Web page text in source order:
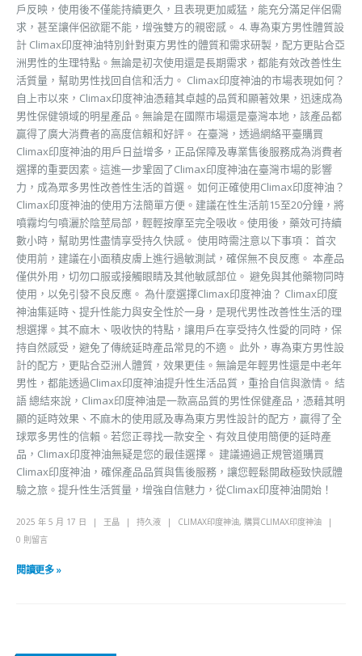
戶反映，使用後不僅能持續更久，且表現更加威猛，能充分滿足伴侶需
求，甚至讓伴侶欲罷不能，增強雙方的親密感。 4. 專為東方男性體質設
計 Climax印度神油特別針對東方男性的體質和需求研製，配方更貼合亞
洲男性的生理特點。無論是初次使用還是長期需求，都能有效改善性生
活質量，幫助男性找回自信和活力。 Climax印度神油的市場表現如何？
自上市以來，Climax印度神油憑藉其卓越的品質和顯著效果，迅速成為
男性保健領域的明星產品。無論是在國際市場還是臺灣本地，該產品都
贏得了廣大消費者的高度信賴和好評。 在臺灣，透過網絡平臺購買
Climax印度神油的用戶日益增多，正品保障及專業售後服務成為消費者
選擇的重要因素。這進一步鞏固了Climax印度神油在臺灣市場的影響
力，成為眾多男性改善性生活的首選。 如何正確使用Climax印度神油？
Climax印度神油的使用方法簡單方便。建議在性生活前15至20分鐘，將
噴霧均勻噴灑於陰莖局部，輕輕按摩至完全吸收。使用後，藥效可持續
數小時，幫助男性盡情享受持久快感。 使用時需注意以下事項： 首次
使用前，建議在小面積皮膚上進行過敏測試，確保無不良反應。 本產品
僅供外用，切勿口服或接觸眼睛及其他敏感部位。 避免與其他藥物同時
使用，以免引發不良反應。 為什麼選擇Climax印度神油？ Climax印度
神油集延時、提升性能力與安全性於一身，是現代男性改善性生活的理
想選擇。其不麻木、吸收快的特點，讓用戶在享受持久性愛的同時，保
持自然感受，避免了傳統延時產品常見的不適。 此外，專為東方男性設
計的配方，更貼合亞洲人體質，效果更佳。無論是年輕男性還是中老年
男性，都能透過Climax印度神油提升性生活品質，重拾自信與激情。 結
語 總結來說，Climax印度神油是一款高品質的男性保健產品，憑藉其明
顯的延時效果、不麻木的使用感及專為東方男性設計的配方，贏得了全
球眾多男性的信賴。若您正尋找一款安全、有效且使用簡便的延時產
品，Climax印度神油無疑是您的最佳選擇。 建議通過正規管道購買
Climax印度神油，確保產品品質與售後服務，讓您輕鬆開啟極致快感體
驗之旅。提升性生活質量，增強自信魅力，從Climax印度神油開始！
2025 年 5 月 17 日 王晶 持久液 CLIMAX印度神油, 購買CLIMAX印度神油
0 則留言
閱讀更多 »